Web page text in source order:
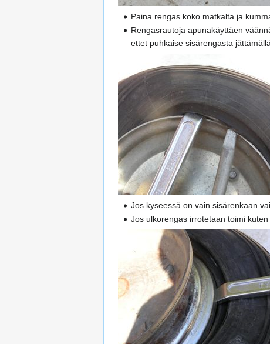
Paina rengas koko matkalta ja
Rengasrautoja apunakäyttäen
ettet puhkaise sisärengasta
Jos kyseessä on vain sisärenkaan
Jos ulkorengas irrotetaan toimi